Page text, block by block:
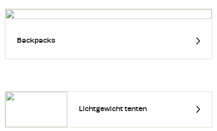
Backpacks
Lichtgewicht tenten